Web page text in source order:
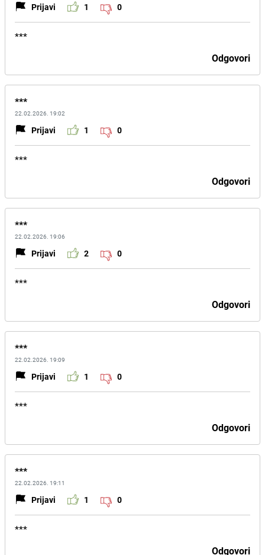
Prijavi 1 0
***
Odgovori
***
22.02.2026. 19:02
Prijavi 1 0
***
Odgovori
***
22.02.2026. 19:06
Prijavi 2 0
***
Odgovori
***
22.02.2026. 19:09
Prijavi 1 0
***
Odgovori
***
22.02.2026. 19:11
Prijavi 1 0
***
Odgovori